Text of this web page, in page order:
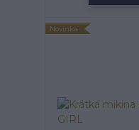
Novinka